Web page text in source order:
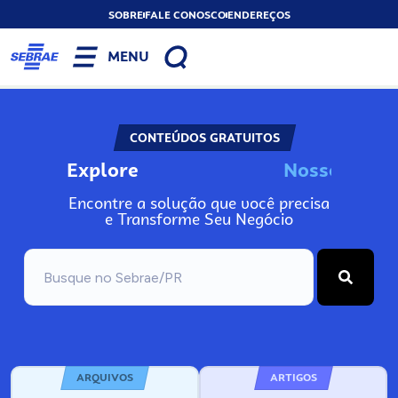
SOBREFALE CONOSCOENDEREÇOS
MENU
CONTEÚDOS GRATUITOS
Explore Nosso
Encontre a solução que você precisa
e Transforme Seu Negócio
ARQUIVOS ARTIGOS